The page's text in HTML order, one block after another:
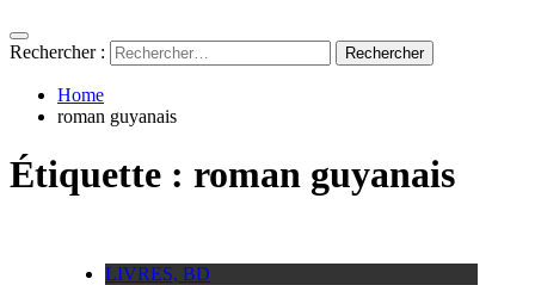
Rechercher :
Home
roman guyanais
Étiquette : roman guyanais
LIVRES, BD